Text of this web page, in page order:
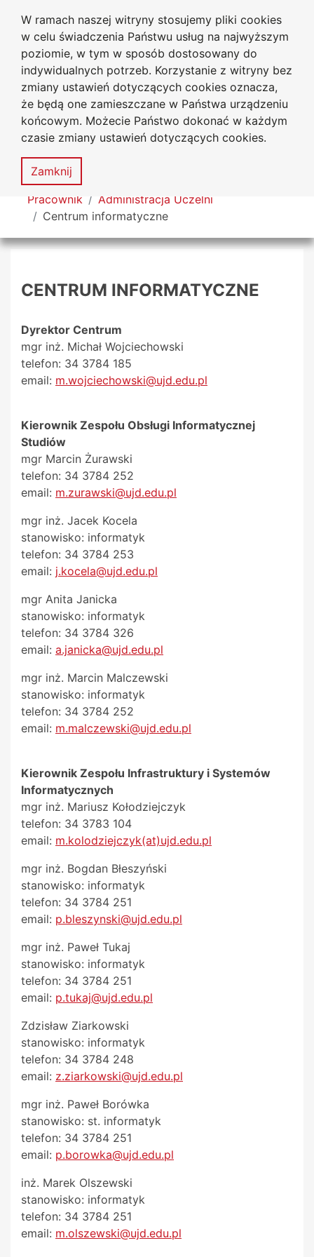
W ramach naszej witryny stosujemy pliki cookies
w celu świadczenia Państwu usług na najwyższym
poziomie, w tym w sposób dostosowany do
indywidualnych potrzeb. Korzystanie z witryny bez
zmiany ustawień dotyczących cookies oznacza,
że będą one zamieszczane w Państwa urządzeniu
końcowym. Możecie Państwo dokonać w każdym
czasie zmiany ustawień dotyczących cookies.
Zamknij
Przejdź do głównego menu
Przejdź do treści
Przejdź do wyszukiwarki
Przejdź do mapy serwisu
Uniwersytet
Jana Długosza w Częstochowie
Mapa
serwisu
MENU
Tutaj jesteś
Pracownik
Administracja Uczelni
Centrum informatyczne
CENTRUM INFORMATYCZNE
Dyrektor Centrum
mgr inż. Michał Wojciechowski
telefon: 34 3784 185
email: m.wojciechowski@ujd.edu.pl
Kierownik Zespołu Obsługi Informatycznej
Studiów
mgr Marcin Żurawski
telefon: 34 3784 252
email: m.zurawski@ujd.edu.pl
mgr inż. Jacek Kocela
stanowisko: informatyk
telefon: 34 3784 253
email: j.kocela@ujd.edu.pl
mgr Anita Janicka
stanowisko: informatyk
telefon: 34 3784 326
email: a.janicka@ujd.edu.pl
mgr inż. Marcin Malczewski
stanowisko: informatyk
telefon: 34 3784 252
email: m.malczewski@ujd.edu.pl
Kierownik Zespołu Infrastruktury i Systemów
Informatycznych
mgr inż. Mariusz Kołodziejczyk
telefon: 34 3783 104
email: m.kolodziejczyk(at)ujd.edu.pl
mgr inż. Bogdan Błeszyński
stanowisko: informatyk
telefon: 34 3784 251
email: p.bleszynski@ujd.edu.pl
mgr inż. Paweł Tukaj
stanowisko: informatyk
telefon: 34 3784 251
email: p.tukaj@ujd.edu.pl
Zdzisław Ziarkowski
stanowisko: informatyk
telefon: 34 3784 248
email: z.ziarkowski@ujd.edu.pl
mgr inż. Paweł Borówka
stanowisko: st. informatyk
telefon: 34 3784 251
email: p.borowka@ujd.edu.pl
inż. Marek Olszewski
stanowisko: informatyk
telefon: 34 3784 251
email: m.olszewski@ujd.edu.pl